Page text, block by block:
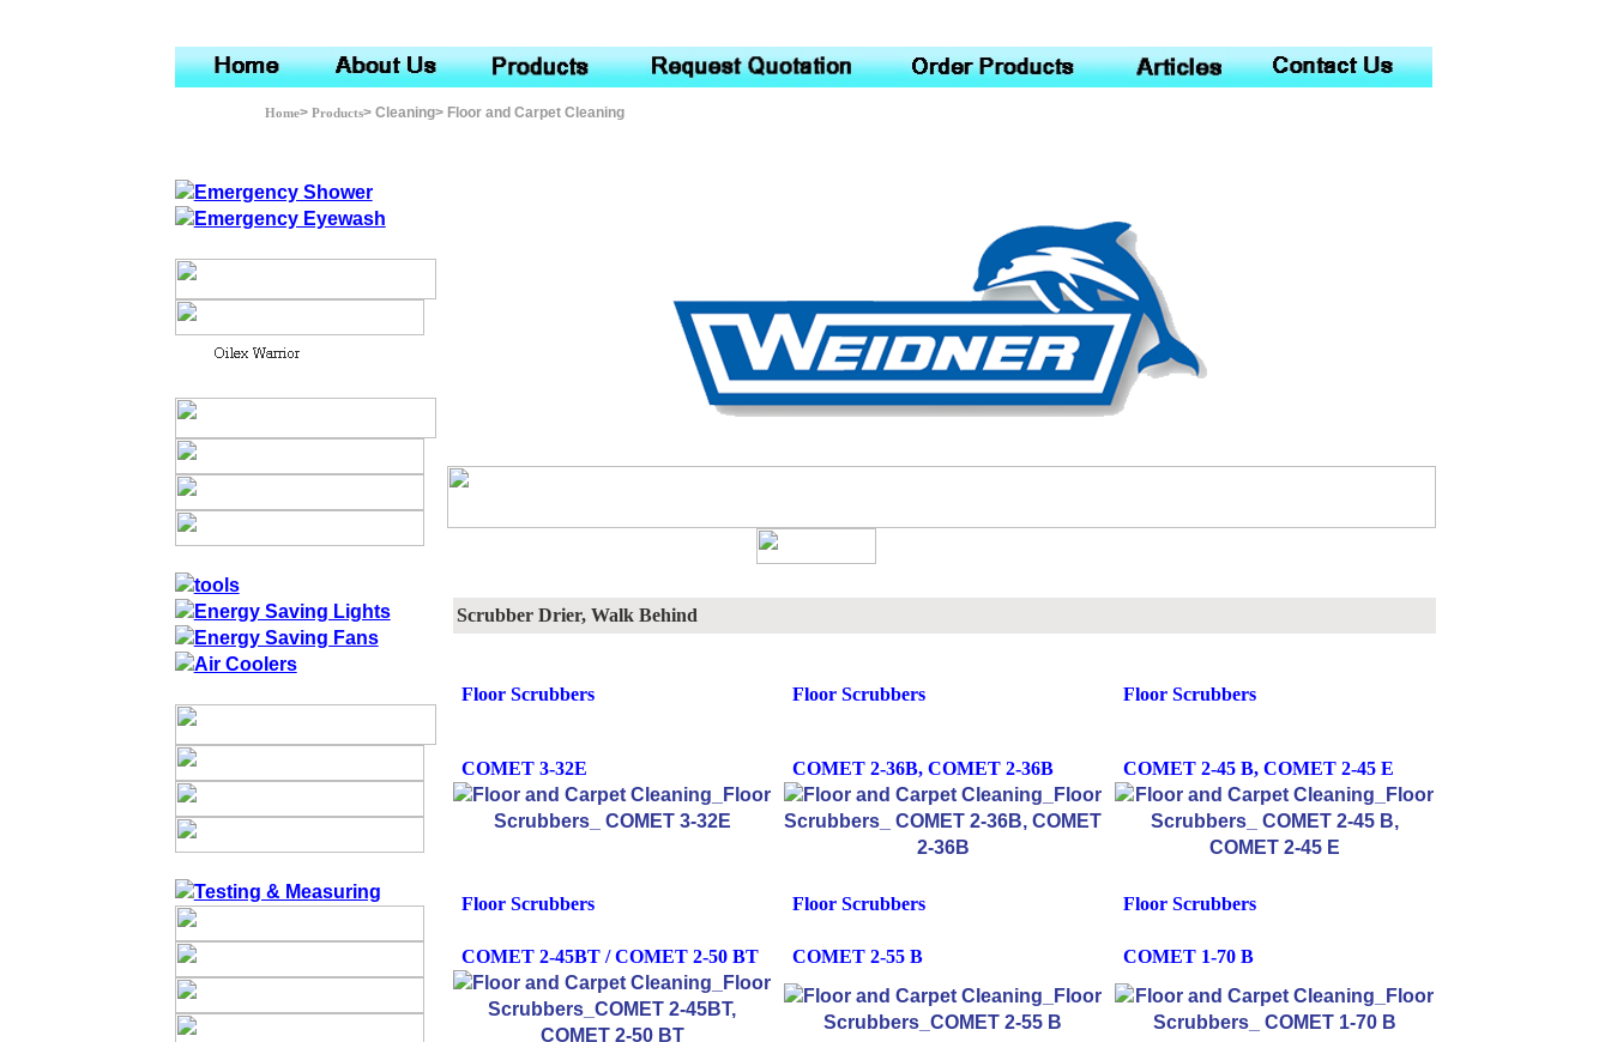
Home> Products> Cleaning> Floor and Carpet Cleaning
Scrubber Drier, Walk Behind
Floor Scrubbers Floor Scrubbers Floor Scrubbers
COMET 3-32E COMET 2-36B, COMET 2-36B COMET 2-45 B, COMET 2-45 E
Floor Scrubbers Floor Scrubbers Floor Scrubbers
COMET 2-45BT / COMET 2-50 BT COMET 2-55 B COMET 1-70 B